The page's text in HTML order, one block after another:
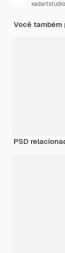
xadartstudio
Você
PSD